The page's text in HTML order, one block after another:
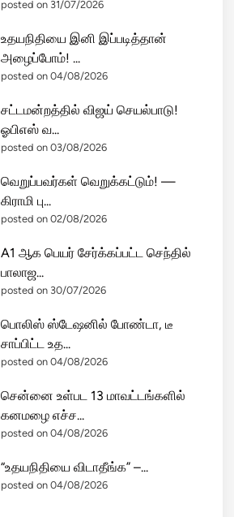
posted on 31/07/2026
உதயநிதியை இனி இப்படித்தான்
அழைப்போம்! ...
posted on 04/08/2026
சட்டமன்றத்தில் விஜய் செயல்பாடு!
ஓபிஎஸ் வ...
posted on 03/08/2026
வெறுப்பவர்கள் வெறுக்கட்டும்! —
கிராமி பு...
posted on 02/08/2026
A1 ஆக பெயர் சேர்க்கப்பட்ட செந்தில்
பாலாஜ...
posted on 30/07/2026
பொலிஸ் ஸ்டேஷனில் போண்டா, டீ
சாப்பிட்ட உத...
posted on 04/08/2026
சென்னை உள்பட 13 மாவட்டங்களில்
கனமழை எச்ச...
posted on 04/08/2026
“உதயநிதியை விடாதீங்க” –...
posted on 04/08/2026